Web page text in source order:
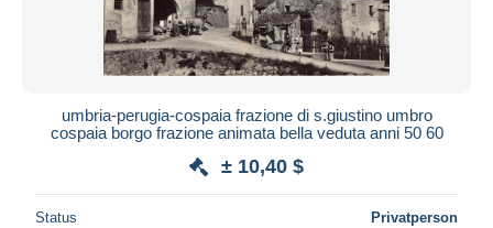
umbria-perugia-cospaia frazione di s.giustino umbro
cospaia borgo frazione animata bella veduta anni 50 60
± 10,40 $
Status Privatperson